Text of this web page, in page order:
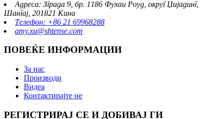
Адреса: Зграда 9, бр. 1186 Фухаи Роуд, округ Џијадинг,
Шангај, 201821 Кина
Телефон: +86 21 69968288
amy.xu@shtense.com
ПОВЕЌЕ ИНФОРМАЦИИ
За нас
Производи
Видеа
Контактирајте не
РЕГИСТРИРАЈ СЕ И ДОБИВАЈ ГИ